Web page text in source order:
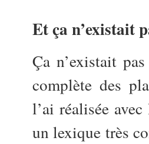
Et ça n’existait
Ça n’existait
complète des
l’ai réalisée
un lexique très